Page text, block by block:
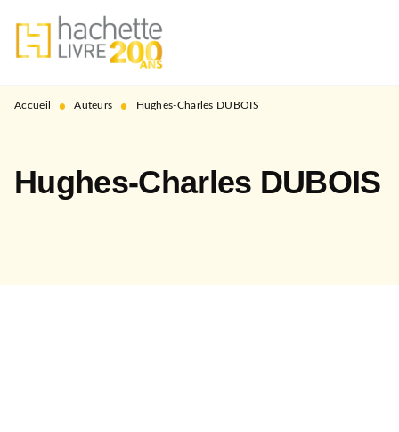
MENU RECHERCHE
PIED DE PAGE
Accueil • Auteurs • Hughes-Charles DUBOIS
Hughes-Charles DUBOIS